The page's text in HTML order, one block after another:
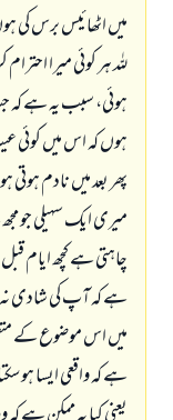
ميں اٹھائيس برس كى
للہ ہر كوئى ميرا
ہوئى، سبب يہ ہے كہ
ہوں كہ اس ميں كوئى
پھر بعد ميں نادم
ميرى ايك سہيلى جو
چاہتى ہے كچھ ايام
ہے كہ آپ كى شادى
ميں اس موضوع كے
ہے كہ واقعى ايسا ہو